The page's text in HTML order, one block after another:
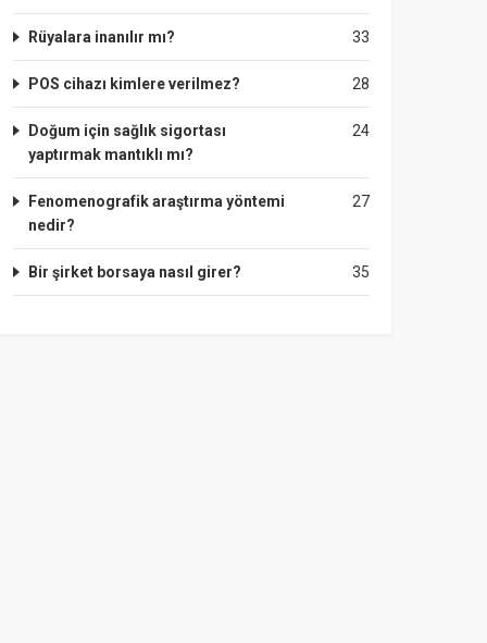
33
Rüyalara inanılır mı?
28
POS cihazı kimlere verilmez?
24
Doğum için sağlık sigortası
yaptırmak mantıklı mı?
27
Fenomenografik araştırma yöntemi
nedir?
35
Bir şirket borsaya nasıl girer?